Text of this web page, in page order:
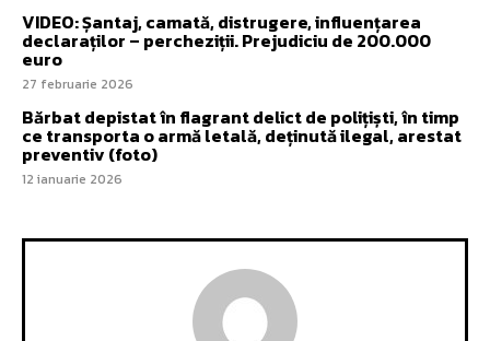
VIDEO: Șantaj, camată, distrugere, influențarea
declaraților – percheziții. Prejudiciu de 200.000
euro
27 februarie 2026
Bărbat depistat în flagrant delict de polițiști, în timp
ce transporta o armă letală, deținută ilegal, arestat
preventiv (foto)
12 ianuarie 2026